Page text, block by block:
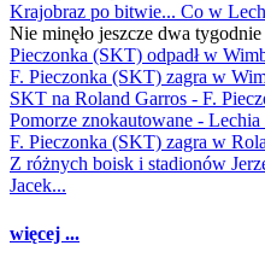
Krajobraz po bitwie... Co w
Nie minęło jeszcze dwa
Pieczonka (SKT) odpadł w
F. Pieczonka (SKT) zagra w
SKT na Roland Garros - F.
Pomorze znokautowane -
F. Pieczonka (SKT) zagra w
Z różnych boisk i stadionów
Jacek...
więcej ...